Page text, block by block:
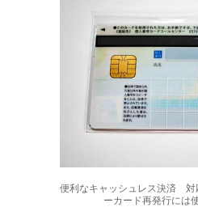
便利なキャッシュレス決済 対
ーカード再発行には